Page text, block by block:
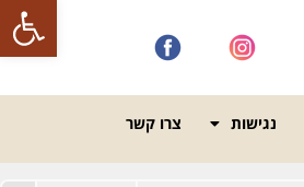
פתח
נגישות צרו קשר